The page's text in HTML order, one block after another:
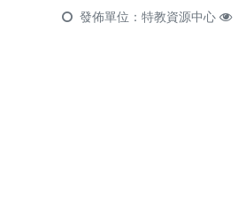
發佈單位：特教資源中心